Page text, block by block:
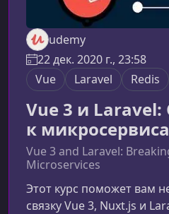
udemy
22 дек. 2020 г., 23:58
Vue
Laravel Redis
Vue 3 и
к
Vue 3 and Laravel:
Microservices
Этот курс поможет вам
связку Vue 3, Nuxt.js и